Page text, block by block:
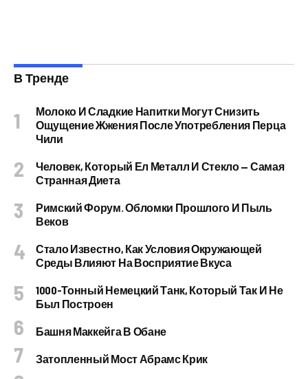
В Тренде
Молоко И Сладкие Напитки Могут Снизить
Ощущение Жжения После Употребления Перца
Чили
Человек, Который Ел Металл И Стекло — Самая
Странная Диета
Римский Форум. Обломки Прошлого И Пыль
Веков
Стало Известно, Как Условия Окружающей
Среды Влияют На Восприятие Вкуса
1000-Тонный Немецкий Танк, Который Так И Не
Был Построен
Башня Маккейга В Обане
Затопленный Мост Абрамс Крик